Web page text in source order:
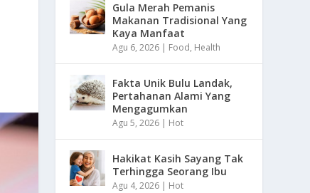
Gula Merah Pemanis
Makanan Tradisional Yang
Kaya Manfaat
Agu 6, 2026 | Food, Health
Fakta Unik Bulu Landak,
Pertahanan Alami Yang
Mengagumkan
Agu 5, 2026 | Hot
Hakikat Kasih Sayang Tak
Terhingga Seorang Ibu
Agu 4, 2026 | Hot